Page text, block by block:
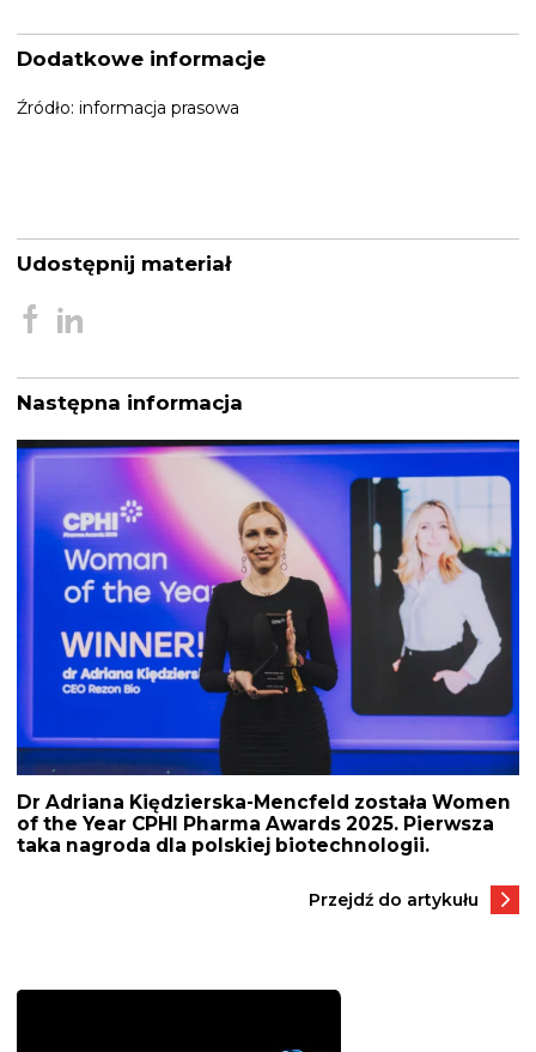
Dodatkowe informacje
Źródło: informacja prasowa
Udostępnij materiał
Następna informacja
Nawigacja
wpisu
Przejdź do artykułu
Dr Adriana Kiędzierska-Mencfeld została Women
of the Year CPHI Pharma Awards 2025. Pierwsza
taka nagroda dla polskiej biotechnologii.